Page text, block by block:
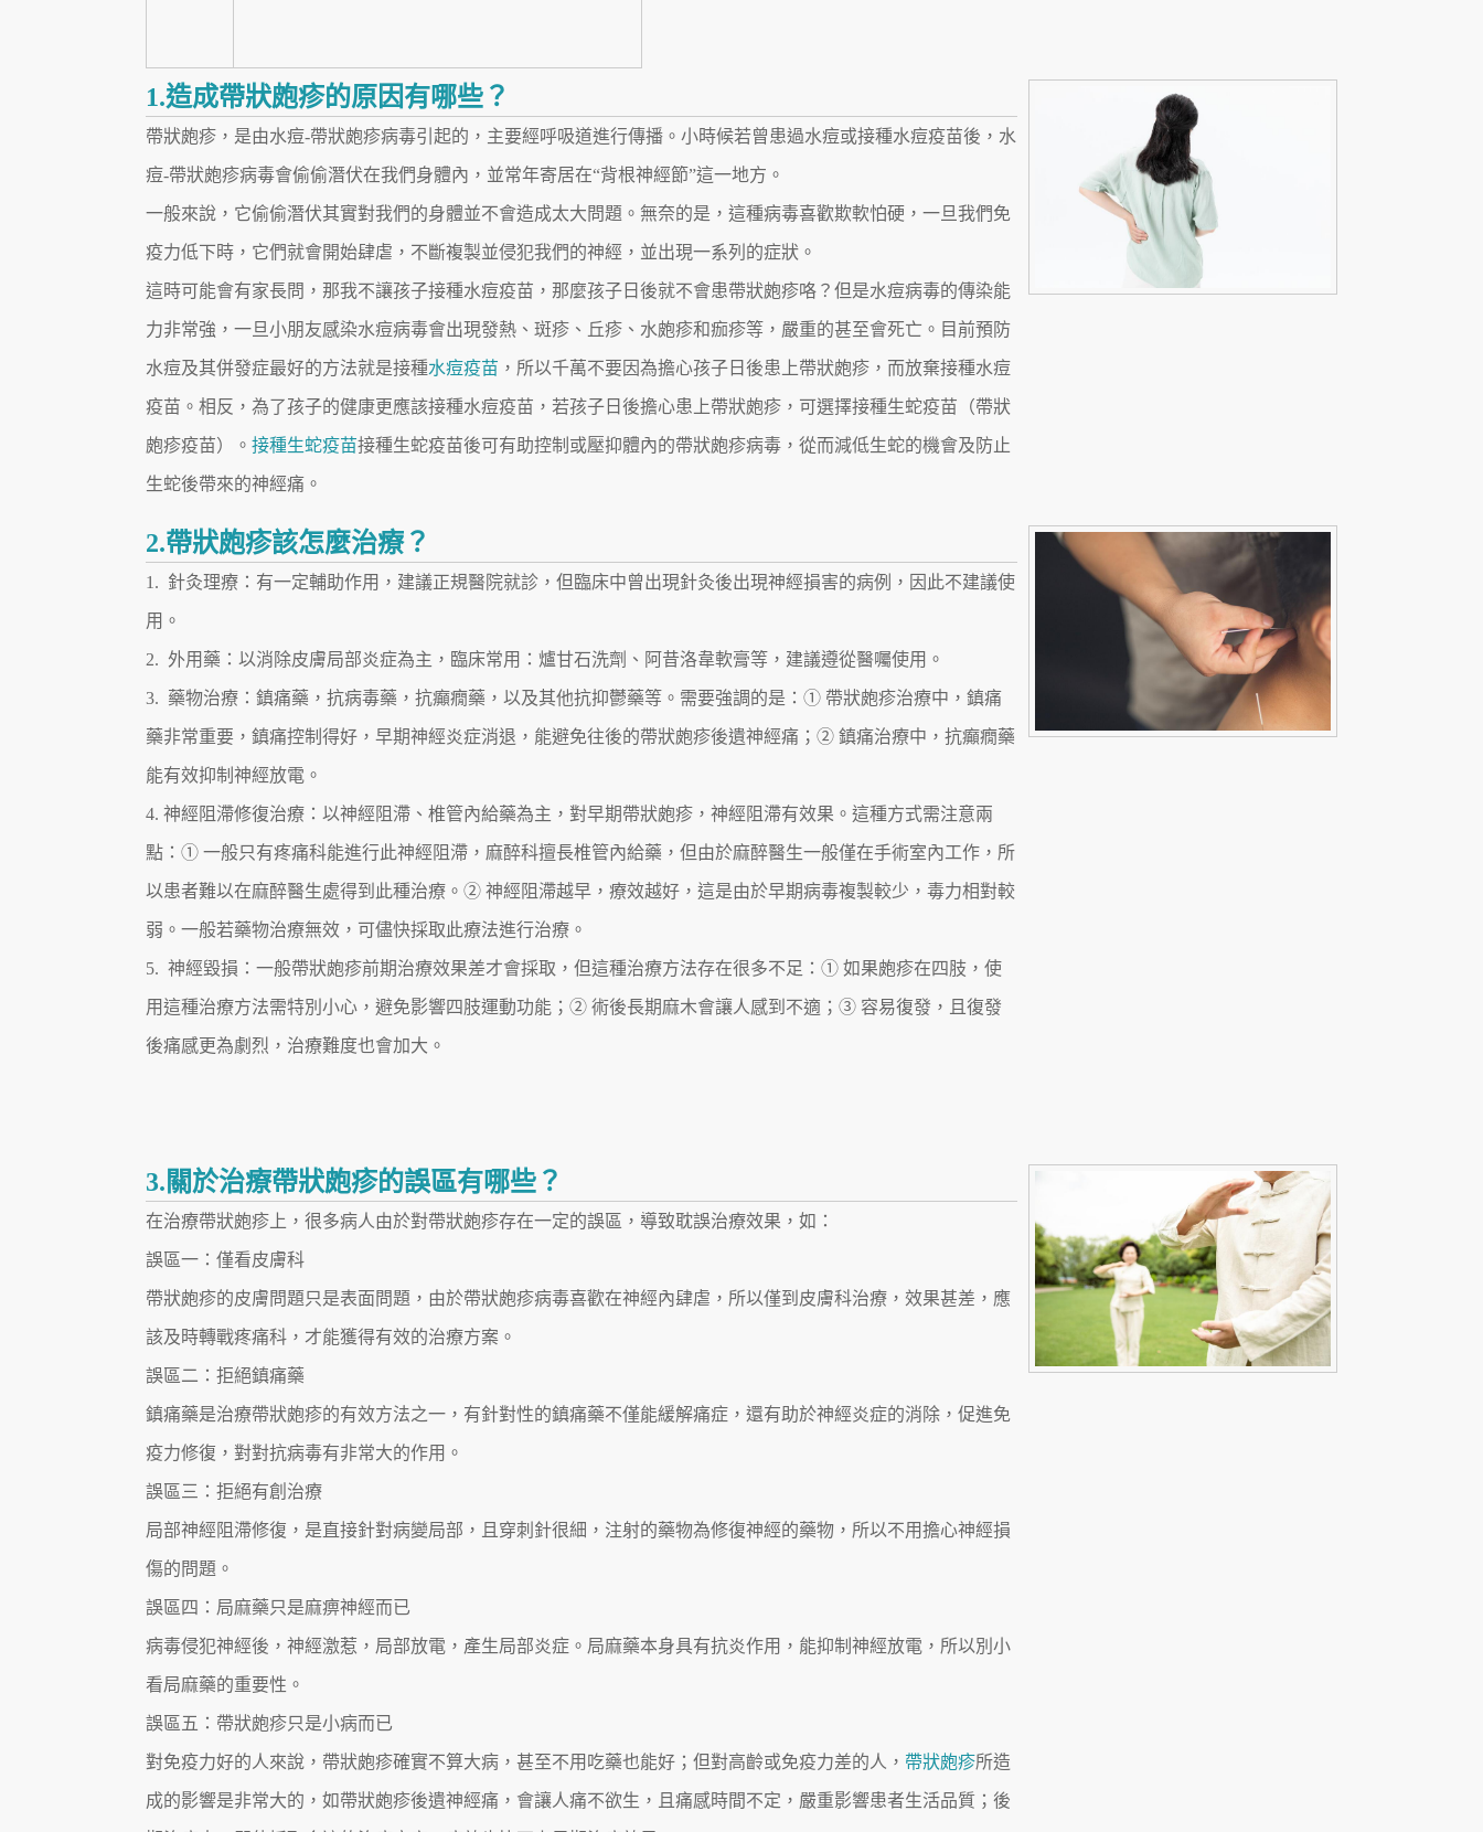
1.造成帶狀皰疹的原因有哪些？
帶狀皰疹，是由水痘-帶狀皰疹病毒引起的，主要經呼吸道進行傳播。小時候若曾患過水痘或接種水痘疫苗後，水
痘-帶狀皰疹病毒會偷偷潛伏在我們身體內，並常年寄居在“背根神經節”這一地方。
一般來說，它偷偷潛伏其實對我們的身體並不會造成太大問題。無奈的是，這種病毒喜歡欺軟怕硬，一旦我們免
疫力低下時，它們就會開始肆虐，不斷複製並侵犯我們的神經，並出現一系列的症狀。
這時可能會有家長問，那我不讓孩子接種水痘疫苗，那麼孩子日後就不會患帶狀皰疹咯？但是水痘病毒的傳染能
力非常強，一旦小朋友感染水痘病毒會出現發熱、斑疹、丘疹、水皰疹和痂疹等，嚴重的甚至會死亡。目前預防
水痘及其併發症最好的方法就是接種水痘疫苗 ，所以千萬不要因為擔心孩子日後患上帶狀皰疹，而放棄接種水痘
疫苗。相反，為了孩子的健康更應該接種水痘疫苗，若孩子日後擔心患上帶狀皰疹，可選擇接種生蛇疫苗（帶狀
皰疹疫苗）。 接種生蛇疫苗接種生蛇疫苗後可有助控制或壓抑體內的帶狀皰疹病毒，從而減低生蛇的機會及防止
生蛇後帶來的神經痛。
2.帶狀皰疹該怎麼治療？
1. 針灸理療：有一定輔助作用，建議正規醫院就診，但臨床中曾出現針灸後出現神經損害的病例，因此不建議使
用。
2. 外用藥：以消除皮膚局部炎症為主，臨床常用：爐甘石洗劑、阿昔洛韋軟膏等，建議遵從醫囑使用。
3. 藥物治療：鎮痛藥，抗病毒藥，抗癲癇藥，以及其他抗抑鬱藥等。需要強調的是：① 帶狀皰疹治療中，鎮痛
藥非常重要，鎮痛控制得好，早期神經炎症消退，能避免往後的帶狀皰疹後遺神經痛；② 鎮痛治療中，抗癲癇藥
能有效抑制神經放電。
4. 神經阻滯修復治療：以神經阻滯、椎管內給藥為主，對早期帶狀皰疹，神經阻滯有效果。這種方式需注意兩
點：① 一般只有疼痛科能進行此神經阻滯，麻醉科擅長椎管內給藥，但由於麻醉醫生一般僅在手術室內工作，所
以患者難以在麻醉醫生處得到此種治療。② 神經阻滯越早，療效越好，這是由於早期病毒複製較少，毒力相對較
弱。一般若藥物治療無效，可儘快採取此療法進行治療。
5. 神經毀損：一般帶狀皰疹前期治療效果差才會採取，但這種治療方法存在很多不足：① 如果皰疹在四肢，使
用這種治療方法需特別小心，避免影響四肢運動功能；② 術後長期麻木會讓人感到不適；③ 容易復發，且復發
後痛感更為劇烈，治療難度也會加大。
3.關於治療帶狀皰疹的誤區有哪些？
在治療帶狀皰疹上，很多病人由於對帶狀皰疹存在一定的誤區，導致耽誤治療效果，如：
誤區一：僅看皮膚科
帶狀皰疹的皮膚問題只是表面問題，由於帶狀皰疹病毒喜歡在神經內肆虐，所以僅到皮膚科治療，效果甚差，應
該及時轉戰疼痛科，才能獲得有效的治療方案。
誤區二：拒絕鎮痛藥
鎮痛藥是治療帶狀皰疹的有效方法之一，有針對性的鎮痛藥不僅能緩解痛症，還有助於神經炎症的消除，促進免
疫力修復，對對抗病毒有非常大的作用。
誤區三：拒絕有創治療
局部神經阻滯修復，是直接針對病變局部，且穿刺針很細，注射的藥物為修復神經的藥物，所以不用擔心神經損
傷的問題。
誤區四：局麻藥只是麻痹神經而已
病毒侵犯神經後，神經激惹，局部放電，產生局部炎症。局麻藥本身具有抗炎作用，能抑制神經放電，所以別小
看局麻藥的重要性。
誤區五：帶狀皰疹只是小病而已
對免疫力好的人來說，帶狀皰疹確實不算大病，甚至不用吃藥也能好；但對高齡或免疫力差的人， 帶狀皰疹所造
成的影響是非常大的，如帶狀皰疹後遺神經痛，會讓人痛不欲生，且痛感時間不定，嚴重影響患者生活品質；後